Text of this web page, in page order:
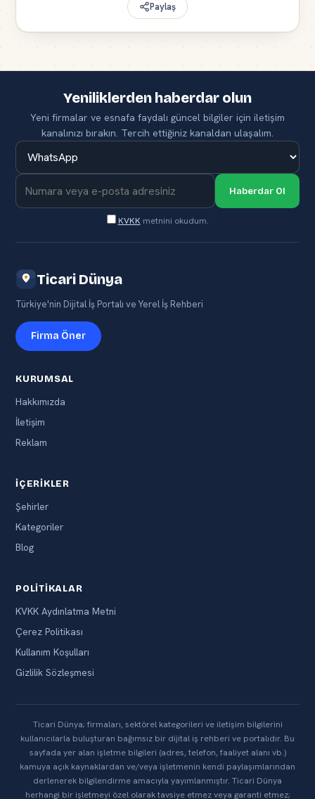
Paylaş
Yeniliklerden haberdar olun
Yeni firmalar ve esnafa faydalı güncel bilgiler için iletişim
kanalınızı bırakın. Tercih ettiğiniz kanaldan ulaşalım.
Haberdar Ol
KVKK metnini okudum.
Ticari Dünya
Türkiye'nin Dijital İş Portalı ve Yerel İş Rehberi
Firma Öner
KURUMSAL
Hakkımızda
İletişim
Reklam
İÇERIKLER
Şehirler
Kategoriler
Blog
POLITIKALAR
KVKK Aydınlatma Metni
Çerez Politikası
Kullanım Koşulları
Gizlilik Sözleşmesi
Ticari Dünya; firmaları, sektörel kategorileri ve iletişim bilgilerini
kullanıcılarla buluşturan bağımsız bir dijital iş rehberi ve portalıdır. Bu
sayfada yer alan işletme bilgileri (adres, telefon, faaliyet alanı vb.)
kamuya açık kaynaklardan ve/veya işletmenin kendi paylaşımlarından
derlenerek bilgilendirme amacıyla yayımlanmıştır. Ticari Dünya
herhangi bir işletmeyi özel olarak tavsiye etmez veya garanti etmez;